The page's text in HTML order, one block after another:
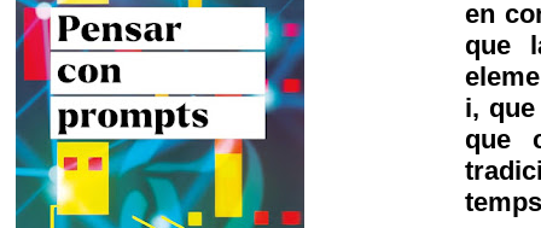
en
que
i,
que